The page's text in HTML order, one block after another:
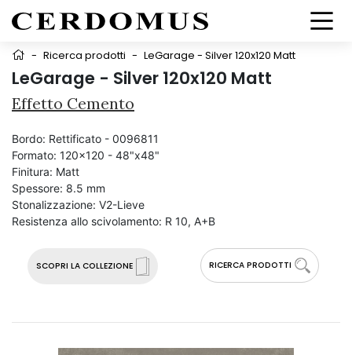
- Ricerca prodotti - LeGarage - Silver 120x120 Matt
LeGarage - Silver 120x120 Matt
Effetto Cemento
SCOPRI LA COLLEZIONE RICERCA PRODOTTI
Bordo: Rettificato - 0096811
Formato: 120x120 - 48"x48"
Finitura: Matt
Spessore: 8.5 mm
Stonalizzazione: V2-Lieve
Resistenza allo scivolamento: R 10, A+B